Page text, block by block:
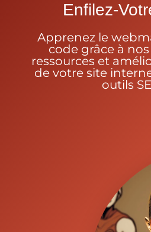
Enfilez-
Apprenez le
code grâce à
ressources et
de votre site
outils